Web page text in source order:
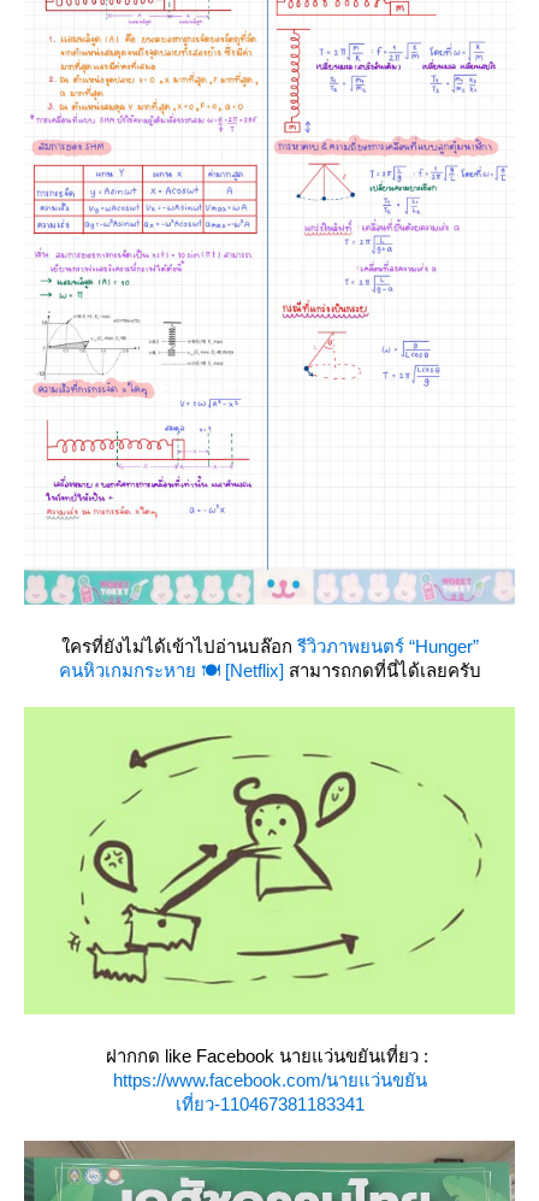
ครที่ยังไม่ได้เข้าไปอ่านบล๊อก รีวิวภาพยนตร์ “Hunger”
คนหิวเกมกระหาย 🍽 [Netflix]สามารถกดที่นี่ได้เลยครับ
ฝากกด like Facebook นายแว่นขยันเที่ยว :
https://www.facebook.com/นายแว่นขยัน
เที่ยว-110467381183341